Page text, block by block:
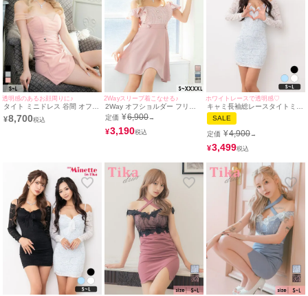
透明感のあるお顔周りに♪
タイト ミニドレス 谷間 オフシ
ョルダー シンプル ストレッチ
2Way シアーチュール ラップ
¥8,700
2Wayスリーブ着こなせる♪
2Way オフショルダー フリル
袖 ギンガムチェック柄 ウエス
トベルト 切り替え フレアミニ
ドレス (Sサイズ～XXXXLサイ
ズ) (伊藤愛依海着用) [Tika/ティ
定価 ¥6,900→
¥3,190
ホワイトレースで透明感♡
キャミ長袖総レースタイトミニ
ドレス(Sサイズ～Lサイズ)(れ
いたぴ/キャバドレス着用)
[myMinette/マイミネット]
SALE
定価 ¥4,900→
¥3,499